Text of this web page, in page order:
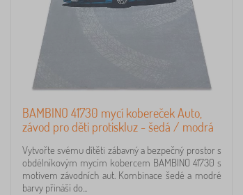
BAMBINO 41730 mycí kobereček Auto,
závod pro děti protiskluz - šedá / modrá
Vytvořte svému dítěti zábavný a bezpečný prostor s
obdélníkovým mycím kobercem BAMBINO 41730 s
motivem závodních aut. Kombinace šedé a modré
barvy přináší do...